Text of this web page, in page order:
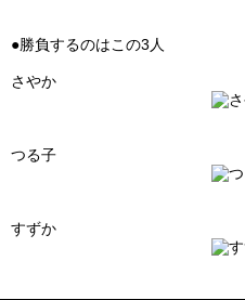
●勝負するのはこの3人
さやか
つる子
すずか